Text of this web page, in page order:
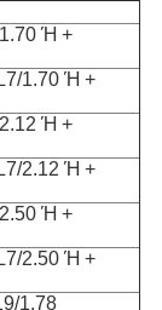
Ή +
1.70 Ή +
Ή +
2.12 Ή +
Ή +
2.50 Ή +
1.78